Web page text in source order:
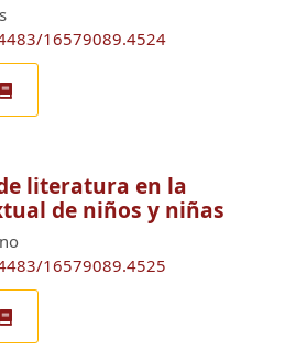
16579089.4524
literatura en la
de niños y niñas
16579089.4525